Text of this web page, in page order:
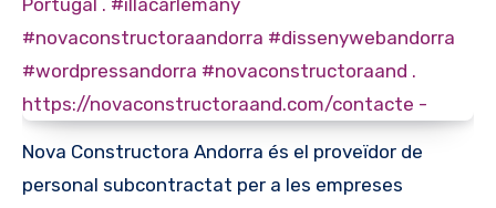
Nova Constructora Andorra és el proveïdor de
personal subcontractat per a les empreses